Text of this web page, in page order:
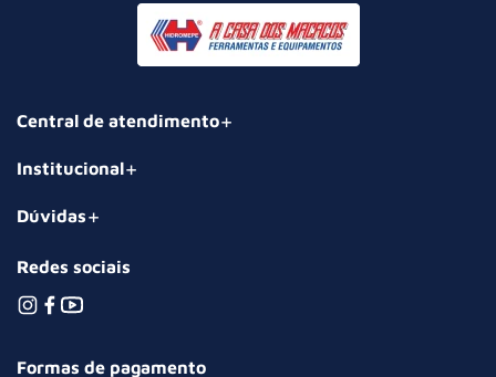
Central de atendimento
Institucional
Dúvidas
Redes sociais
Formas de pagamento